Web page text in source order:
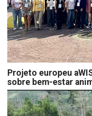
Projeto europeu
sobre bem-estar